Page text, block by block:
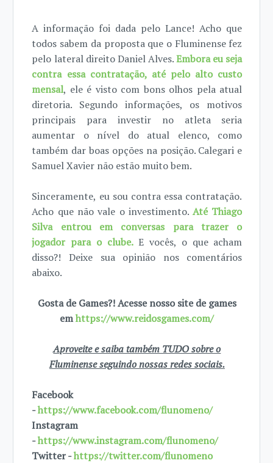
A informação foi dada pelo Lance! Acho que
todos sabem da proposta que o Fluminense fez
pelo lateral direito Daniel Alves.Embora eu seja
contra essa contratação, até pelo alto custo
mensal, ele é visto com bons olhos pela atual
diretoria. Segundo informações, os motivos
principais para investir no atleta seria
aumentar o nível do atual elenco, como
também dar boas opções na posição. Calegari e
Samuel Xavier não estão muito bem.
Sinceramente, eu sou contra essa contratação.
Acho que não vale o investimento.Até Thiago
Silva entrou em conversas para trazer o
jogador para o clube.E vocês, o que acham
disso?! Deixe sua opinião nos comentários
abaixo.
Gosta de Games?! Acesse nosso site de games
emhttps://www.reidosgames.com/
Aproveite e saiba também TUDO sobre o
Fluminense seguindo nossas redes sociais.
Facebook
-https://www.facebook.com/flunomeno/
Instagram
-https://www.instagram.com/flunomeno/
Twitter -https://twitter.com/flunomeno